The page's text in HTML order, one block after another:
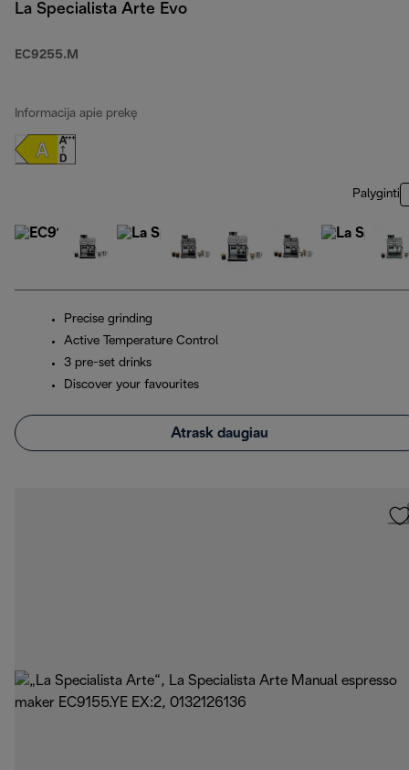
La Specialista Arte Evo
EC9255.M
Informacija apie prekę
Palyginti
Precise grinding
Active Temperature Control
3 pre-set drinks
Discover your favourites
Atrask daugiau